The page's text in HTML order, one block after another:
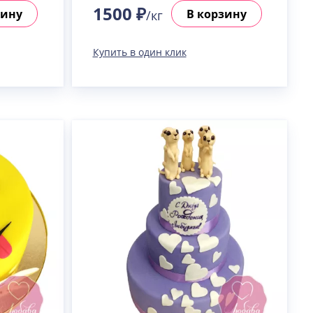
1500 ₽/кг В корзину
Купить в один клик